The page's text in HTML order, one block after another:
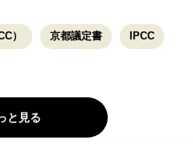
） 京都議定書 IPCC
と見る